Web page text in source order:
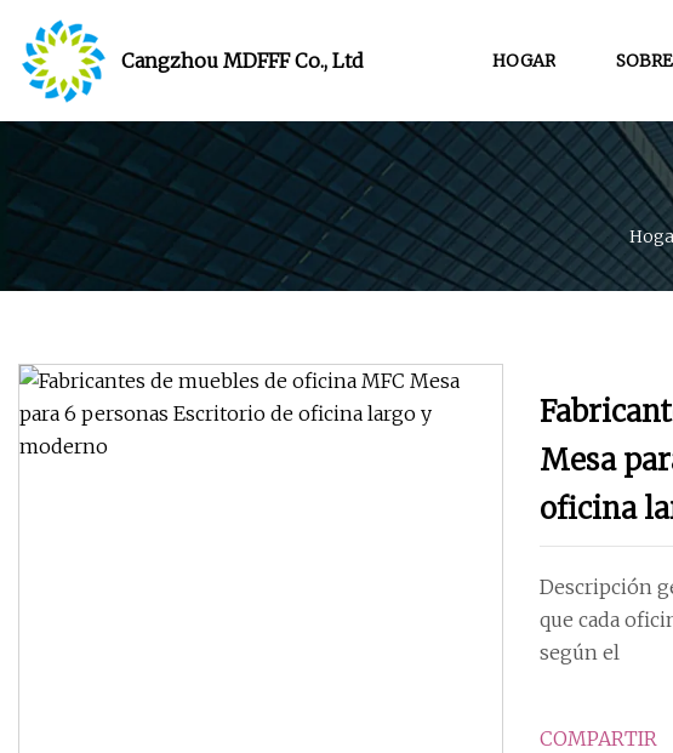
Cangzhou MDFFF Co., Ltd HOGAR
Mesa
oficina
Descripción
que cada
según el
COMPARTIR